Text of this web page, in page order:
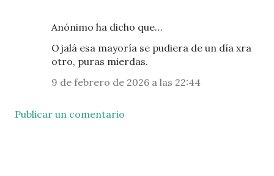
Anónimo ha dicho que…
Ojalá esa mayoría se pudiera de un día xra
otro, puras mierdas.
9 de febrero de 2026 a las 22:44
Publicar un comentario